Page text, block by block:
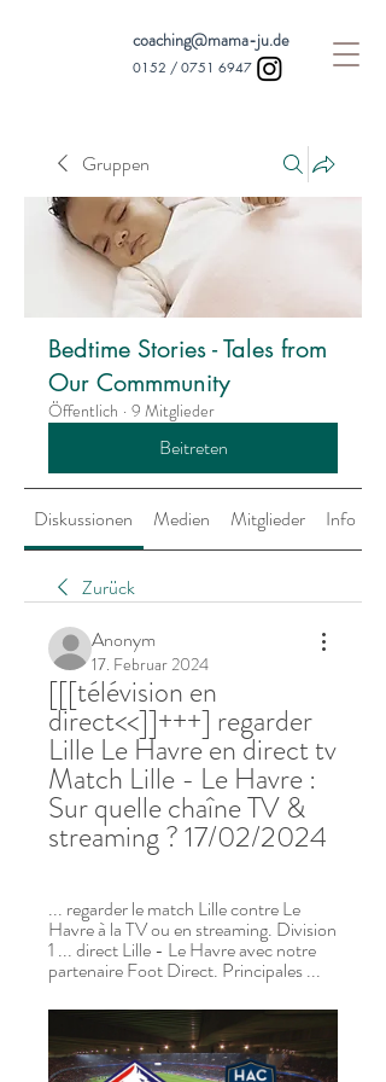
coaching@mama-ju.de
0152 / 0751 6947
Gruppen
Bedtime Stories - Tales from
Our Commmunity
Öffentlich · 9 Mitglieder
Beitreten
Diskussionen Medien Mitglieder Info
Zurück
Anonym
17. Februar 2024
[[[télévision en
direct<<]]+++] regarder
Lille Le Havre en direct tv
Match Lille - Le Havre :
Sur quelle chaîne TV &
streaming ? 17/02/2024
... regarder le match Lille contre Le
Havre à la TV ou en streaming. Division
1 ... direct Lille - Le Havre avec notre
partenaire Foot Direct. Principales ...